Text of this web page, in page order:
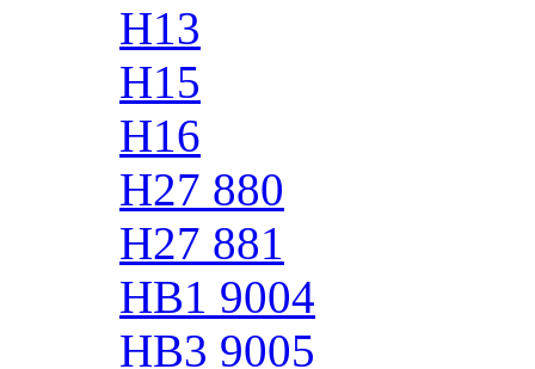
H13
H15
H16
H27 880
H27 881
HB1 9004
HB3 9005